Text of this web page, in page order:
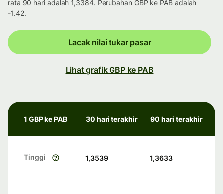
rata 90 hari adalah 1,3384. Perubahan GBP ke PAB adalah
-1.42.
Lacak nilai tukar pasar
Lihat grafik GBP ke PAB
1 GBP ke PAB 30 hari terakhir 90 hari terakhir
Tinggi 1,3539 1,3633